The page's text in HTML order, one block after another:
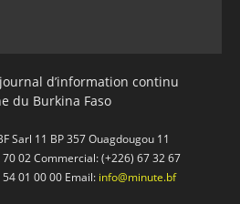
d’information continu
du Burkina Faso
Sarl 11 BP 357 Ouagdougou 11
02 Commercial: (+226) 67 32 67
01 00 00 Email: info@minute.bf